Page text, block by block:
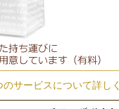
サービスについて詳しく